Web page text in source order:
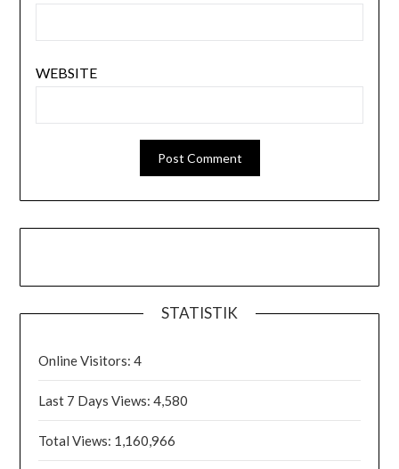
WEBSITE
STATISTIK
Online Visitors:4
Last 7 Days Views:4,580
Total Views: 1,160,966